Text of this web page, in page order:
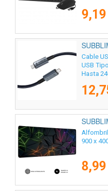
Cable
USB
Hasta
900 x